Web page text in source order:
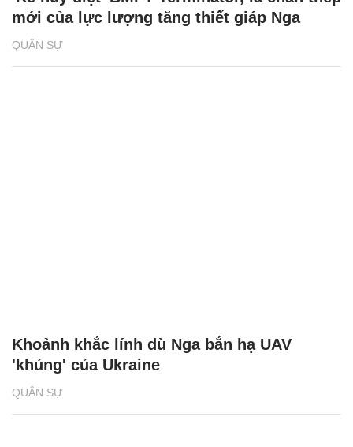
QUÂN SỰ
mới của lực lượng tăng thiết giáp Nga
QUÂN SỰ
Khoảnh khắc lính dù Nga bắn hạ UAV
'khủng' của Ukraine